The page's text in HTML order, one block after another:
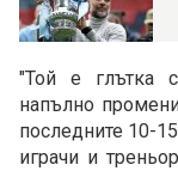
"Той е глътка
напълно
последните 10-
играчи и